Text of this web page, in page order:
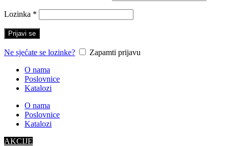
Lozinka *
Prijavi se
Ne sjećate se lozinke?
Zapamti prijavu
O nama
Poslovnice
Katalozi
O nama
Poslovnice
Katalozi
AKCIJE